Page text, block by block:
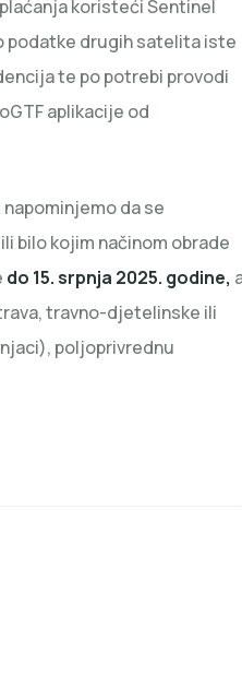
koristeći Sentinel
podatke drugih satelita iste
te po potrebi provodi
aplikacije od
da se
bilo kojim načinom obrade
do 15. srpnja 2025. godine,
travno-djetelinske ili
poljoprivrednu